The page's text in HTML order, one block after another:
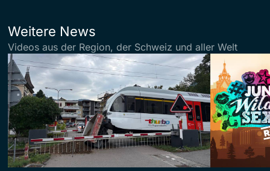
Weitere News
Videos aus der Region, der Schweiz und aller Welt